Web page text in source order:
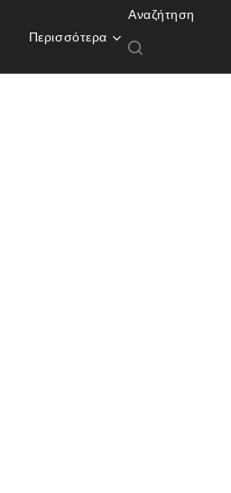
Περισσότερα
Αναζήτηση